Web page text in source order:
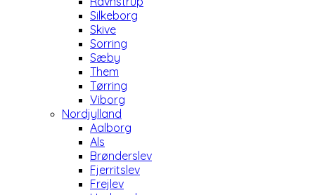
Silkeborg
Skive
Sorring
Sæby
Them
Tørring
Viborg
Nordjylland
Aalborg
Als
Brønderslev
Fjerritslev
Frejlev